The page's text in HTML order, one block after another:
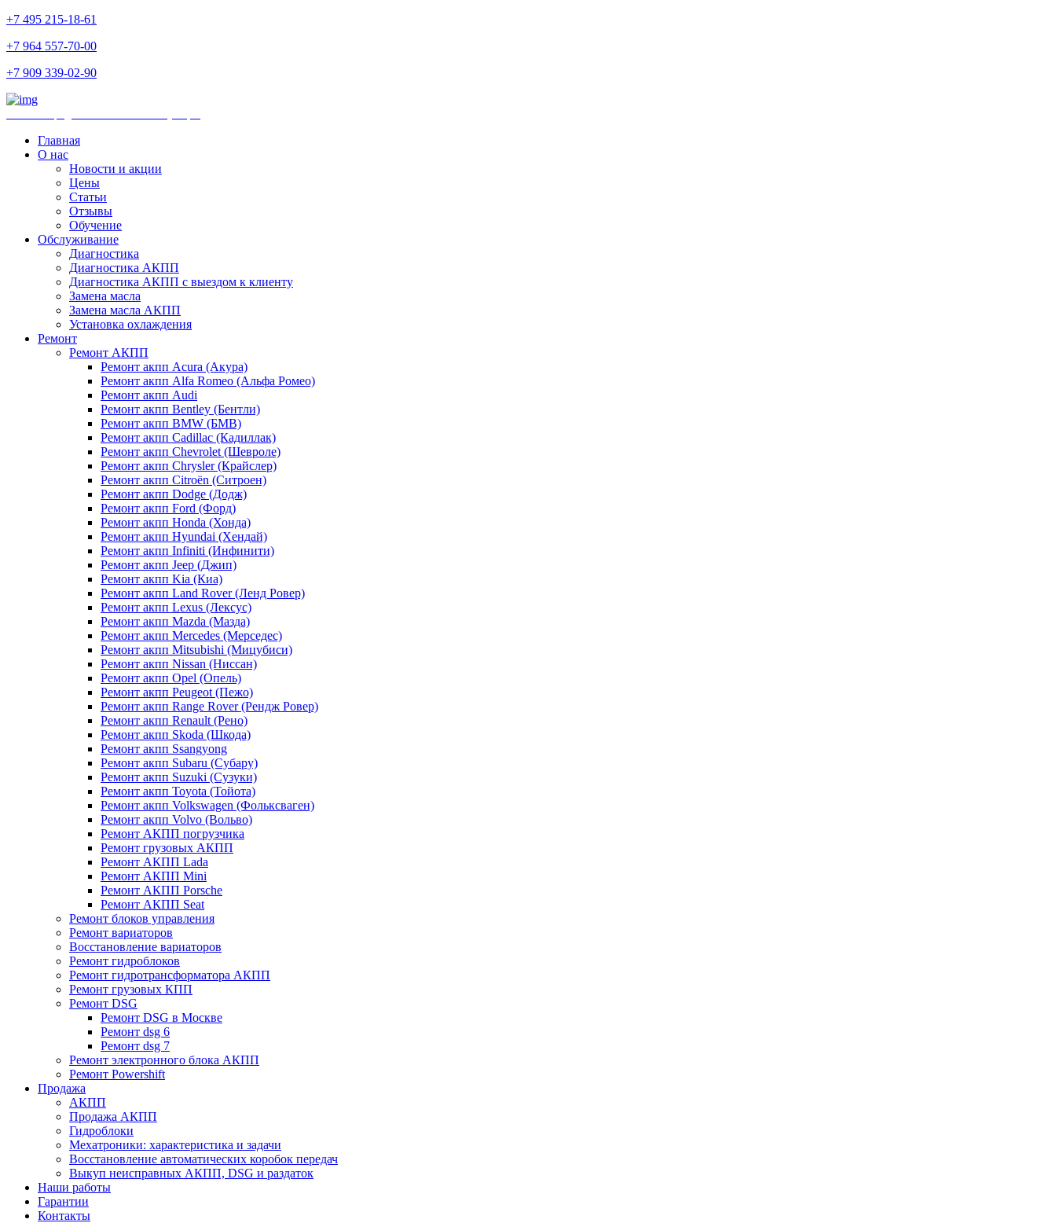
+7 495 215-18-61
+7 964 557-70-00
+7 909 339-02-90
Главная
О нас
Новости и акции
Цены
Статьи
Отзывы
Обучение
Обслуживание
Диагностика
Диагностика АКПП
Диагностика АКПП с выездом к клиенту
Замена масла
Замена масла АКПП
Установка охлаждения
Ремонт
Ремонт АКПП
Ремонт акпп Acura (Акура)
Ремонт акпп Alfa Romeo (Альфа Ромео)
Ремонт акпп Audi
Ремонт акпп Bentley (Бентли)
Ремонт акпп BMW (БМВ)
Ремонт акпп Cadillac (Кадиллак)
Ремонт акпп Chevrolet (Шевроле)
Ремонт акпп Chrysler (Крайслер)
Ремонт акпп Citroën (Ситроен)
Ремонт акпп Dodge (Додж)
Ремонт акпп Ford (Форд)
Ремонт акпп Honda (Хонда)
Ремонт акпп Hyundai (Хендай)
Ремонт акпп Infiniti (Инфинити)
Ремонт акпп Jeep (Джип)
Ремонт акпп Kia (Киа)
Ремонт акпп Land Rover (Ленд Ровер)
Ремонт акпп Lexus (Лексус)
Ремонт акпп Mazda (Мазда)
Ремонт акпп Mercedes (Мерседес)
Ремонт акпп Mitsubishi (Мицубиси)
Ремонт акпп Nissan (Ниссан)
Ремонт акпп Opel (Опель)
Ремонт акпп Peugeot (Пежо)
Ремонт акпп Range Rover (Рендж Ровер)
Ремонт акпп Renault (Рено)
Ремонт акпп Skoda (Шкода)
Ремонт акпп Ssangyong
Ремонт акпп Subaru (Cубару)
Ремонт акпп Suzuki (Сузуки)
Ремонт акпп Toyota (Тойота)
Ремонт акпп Volkswagen (Фольксваген)
Ремонт акпп Volvo (Вольво)
Ремонт АКПП погрузчика
Ремонт грузовых АКПП
Ремонт АКПП Lada
Ремонт АКПП Mini
Ремонт АКПП Porsche
Ремонт АКПП Seat
Ремонт блоков управления
Ремонт вариаторов
Восстановление вариаторов
Ремонт гидроблоков
Ремонт гидротрансформатора АКПП
Ремонт грузовых КПП
Ремонт DSG
Ремонт DSG в Москве
Ремонт dsg 6
Ремонт dsg 7
Ремонт электронного блока АКПП
Ремонт Powershift
Продажа
АКПП
Продажа АКПП
Гидроблоки
Мехатроники: характеристика и задачи
Восстановление автоматических коробок передач
Выкуп неисправных АКПП, DSG и раздаток
Наши работы
Гарантии
Контакты